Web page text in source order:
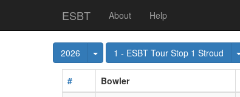
ESBT About Help
2026 Toggle Dropdown
1 - ESBT Tour Stop 1 Stroud
# Bowler